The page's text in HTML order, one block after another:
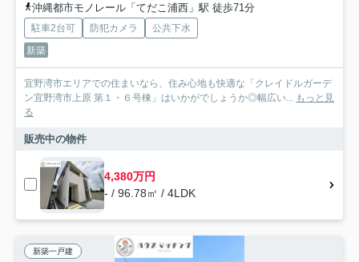
沖縄都市モノレール「てだこ浦西」駅 徒歩71分
駐車2台可 防犯カメラ
公共下水
新築
宜野湾市エリアでの住まいなら、住み心地も快適な「クレイドルガーデ
ン宜野湾市上原 第１・６号棟」はいかがでしょうか◎幅広い...
もっと見
る
販売中の物件
4,380万円
- / 96.78㎡ / 4LDK
新築一戸建